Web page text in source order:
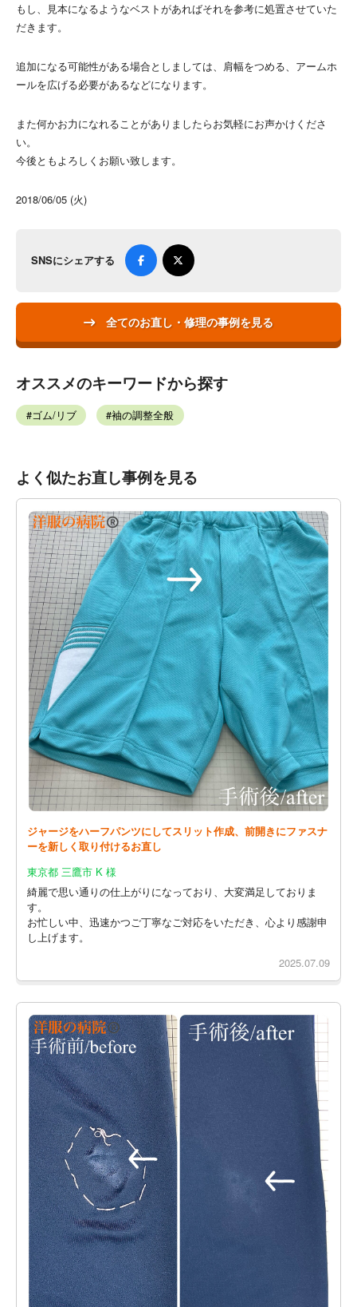
もし、見本になるようなベストがあればそれを参考に処置させていた
だきます。
追加になる可能性がある場合としましては、肩幅をつめる、アームホ
ールを広げる必要があるなどになります。
また何かお力になれることがありましたらお気軽にお声かけくださ
い。
今後ともよろしくお願い致します。
2018/06/05 (火)
SNSにシェアする
全てのお直し・修理の事例を見る
オススメのキーワードから探す
ゴム/リブ 袖の調整全般
よく似たお直し事例を見る
ジャージをハーフパンツにしてスリット作成、前開きにファスナ
ーを新しく取り付けるお直し
東京都 三鷹市 K 様
綺麗で思い通りの仕上がりになっており、大変満足しておりま
す。
お忙しい中、迅速かつご丁寧なご対応をいただき、心より感謝申
し上げます。
2025.07.09